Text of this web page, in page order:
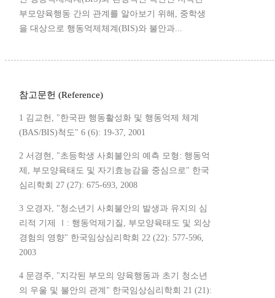
부모양육행동 간의 관계를 알아보기 위해, 중학생
을 대상으로 행동억제체계(BIS)와 불안과...
참고문헌 (Reference)
1 김교헌, "한국판 행동활성화 및 행동억제 체계
(BAS/BIS)척도" 6 (6): 19-37, 2001
2 서경현, "초등학생 사회불안의 예측 모형: 행동억
제, 부모양육태도 및 자기효능감을 중심으로" 한국
심리학회 27 (27): 675-693, 2008
3 오경자, "청소년기 사회불안의 발생과 유지의 심
리적 기제 Ⅰ: 행동억제기질, 부모양육태도 및 외상
경험의 영향" 한국임상심리학회 22 (22): 577-596,
2003
4 문경주, "지각된 부모의 양육행동과 초기 청소년
의 우울 및 불안의 관계" 한국임상심리학회 21 (21):